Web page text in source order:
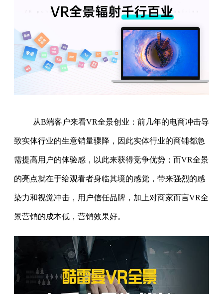
从B端客户来看VR全景创业：前几年的电商冲击导
致实体行业的生意销量骤降，因此实体行业的商铺都急
需提高用户的体验感，以此来获得竞争优势；而VR全景
的亮点就在于给观看者身临其境的感觉，带来强烈的感
染力和视觉冲击，用户信任品牌，加上对商家而言VR全
景营销的成本低，营销效果好。